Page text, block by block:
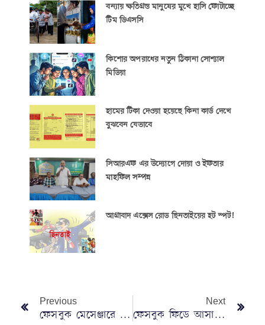
বন্যায় ক্ষতিগ্রস্ত মানুষের মুখে হাসি ফোটাচ্ছে
টিম ডিএসসি
কিশোর অপরাধের নতুন ঠিকানা সোশ্যাল
মিডিয়া
হামের টিকা দেওয়া হয়েছে কিনা কার্ড দেখে
বুঝবেন যেভাবে
সিআরএফ এর উদ্যোগে দোয়া ও ইফতার
মাহফিল সম্পন্ন
আগ্রাবাদ এক্সেস রোড ছিনতাইয়ের হট স্পট!
Previous
ফেসবুক মেসেঞ্জারে বন্ধ হচ্ছে যে ফিচার
Next
ফেসবুক ফিডে আসা অ্যাডাল্ট কন্টেন্ট বন্ধের উপায়